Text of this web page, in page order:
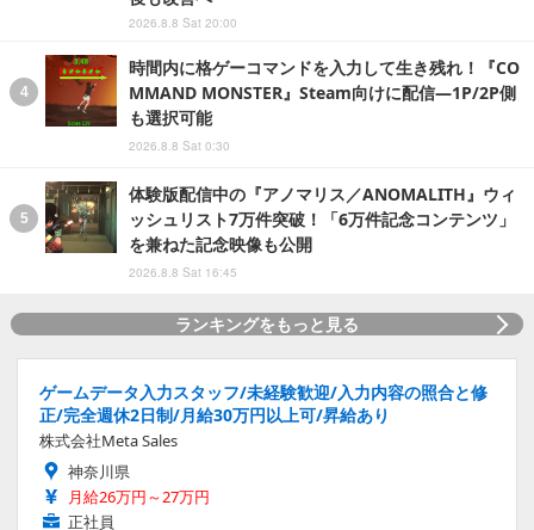
2026.8.8 Sat 20:00
時間内に格ゲーコマンドを入力して生き残れ！『CO
MMAND MONSTER』Steam向けに配信―1P/2P側
も選択可能
2026.8.8 Sat 0:30
体験版配信中の『アノマリス／ANOMALITH』ウィ
ッシュリスト7万件突破！「6万件記念コンテンツ」
を兼ねた記念映像も公開
2026.8.8 Sat 16:45
ランキングをもっと見る
ゲームデータ入力スタッフ/未経験歓迎/入力内容の照合と修
正/完全週休2日制/月給30万円以上可/昇給あり
株式会社Meta Sales
神奈川県
月給26万円～27万円
正社員